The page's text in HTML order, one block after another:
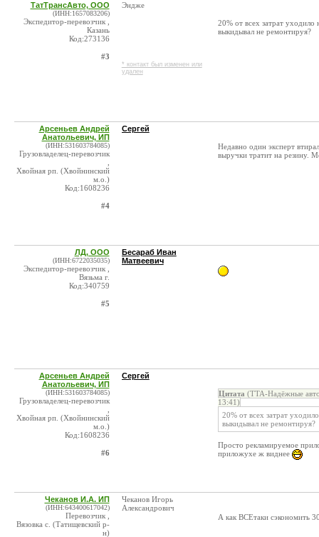
ТатТрансАвто, ООО
(ИНН:1657083206)
Экспедитор-перевозчик ,
Казань
Код:273136
#3
Эндже
* контакт был изменен или
удален
20% от всех затрат
выкидывал не ремонтируя?
Арсеньев Андрей
Анатольевич, ИП
(ИНН:531603784085)
Грузовладелец-перевозчик
Хвойная рп. (Хвойнинский
м.о.)
Код:1608236
#4
Сергей
Недавно один эксперт
выручки тратит на резину.
ЛД, ООО
(ИНН:6722035035)
Экспедитор-перевозчик ,
Вязьма г.
Код:340759
#5
Бесараб Иван
Матвеевич
Арсеньев Андрей
Анатольевич, ИП
(ИНН:531603784085)
Грузовладелец-перевозчик
Хвойная рп. (Хвойнинский
м.о.)
Код:1608236
#6
Сергей
Цитата (TTA-Надёжные
13:41)
20% от всех затрат
выкидывал не ремонтируя?
Просто рекламируемое
приложухе ж виднее
Чеканов И.А. ИП
(ИНН:643400617042)
Перевозчик ,
Вязовка с. (Татищевский р-
н)
Чеканов Игорь
Александрович
А как ВСЕтаки сэкономить